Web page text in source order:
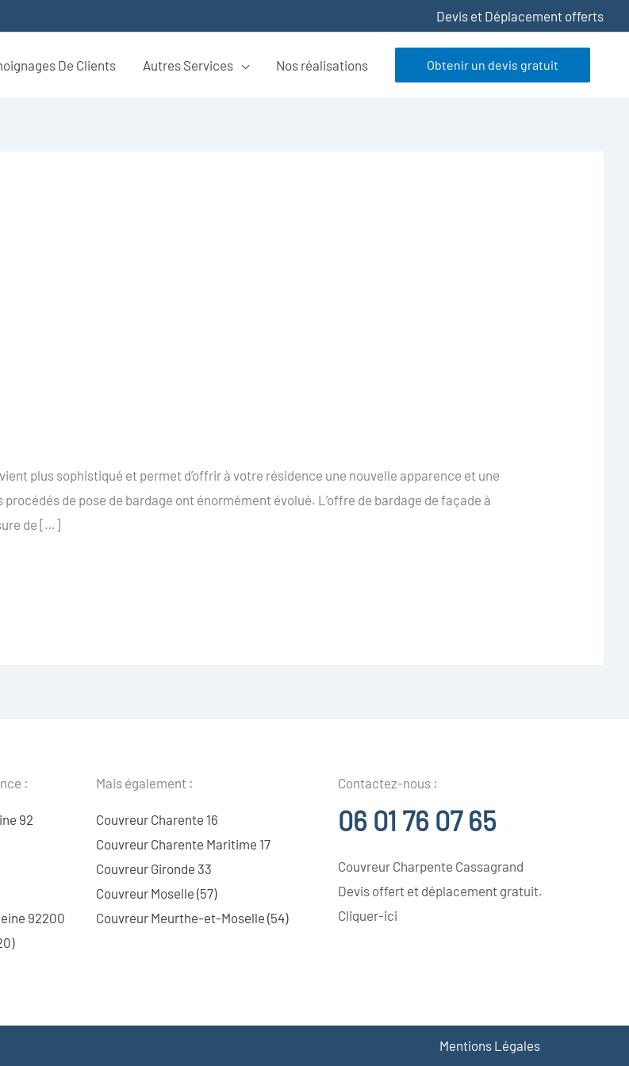
Devis et Déplacement offerts
De Clients Autres Services Nos réalisations Obtenir un devis gratuit
plus sophistiqué et permet d’offrir à votre résidence une nouvelle apparence et une
de pose de bardage ont énormément évolué. L’offre de bardage de façade à
de […]
:
92
92200
Mais également :
Couvreur Charente 16
Couvreur Charente Maritime 17
Couvreur Gironde 33
Couvreur Moselle (57)
Couvreur Meurthe-et-Moselle (54)
Contactez-nous :
06 01 76 07 65
Couvreur Charpente Cassagrand
Devis offert et déplacement gratuit.
Cliquer-ici
Mentions Légales